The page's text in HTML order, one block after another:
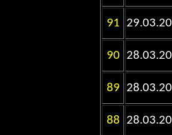
91
90
89
88